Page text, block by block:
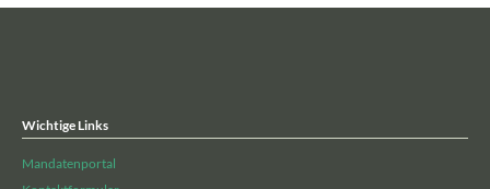
Wichtige Links
Mandatenportal